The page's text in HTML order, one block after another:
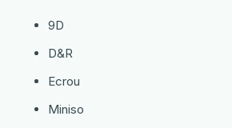
9D
D&R
Ecrou
Miniso